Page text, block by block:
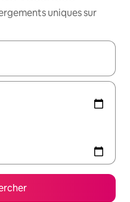
uniques sur
utilisez les flèches vers le